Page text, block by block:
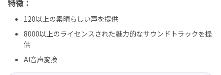
特徴：
120以上の素晴らしい声を提供
8000以上のライセンスされた魅力的なサウンドトラックを提
供
AI音声変換